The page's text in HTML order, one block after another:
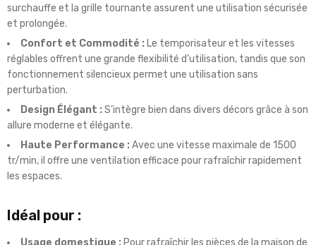
surchauffe et la grille tournante assurent une utilisation sécurisée
et prolongée.
Confort et Commodité : Le temporisateur et les vitesses
réglables offrent une grande flexibilité d’utilisation, tandis que son
fonctionnement silencieux permet une utilisation sans
perturbation.
Design Élégant : S’intègre bien dans divers décors grâce à son
allure moderne et élégante.
Haute Performance : Avec une vitesse maximale de 1500
tr/min, il offre une ventilation efficace pour rafraîchir rapidement
les espaces.
Idéal pour :
Usage domestique : Pour rafraîchir les pièces de la maison de